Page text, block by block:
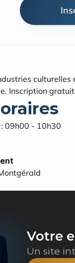
Inscription
09h00 - 10h30
Votre
Un site